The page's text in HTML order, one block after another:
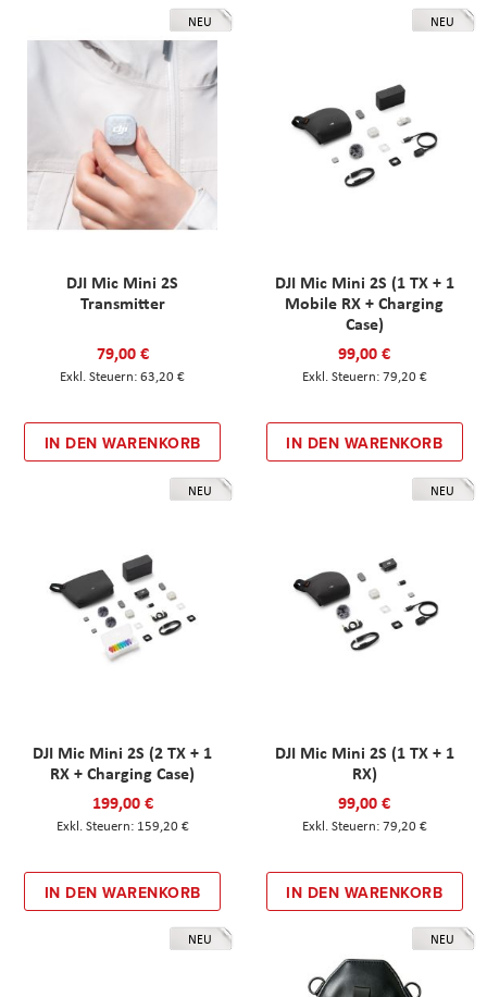
NEU
DJI Mic Mini 2S
Transmitter
79,00 €
63,20 €
IN DEN WARENKORB
NEU
DJI Mic Mini 2S (1 TX + 1
Mobile RX + Charging
Case)
99,00 €
79,20 €
IN DEN WARENKORB
NEU
DJI Mic Mini 2S (2 TX + 1
RX + Charging Case)
199,00 €
159,20 €
IN DEN WARENKORB
NEU
DJI Mic Mini 2S (1 TX + 1
RX)
99,00 €
79,20 €
IN DEN WARENKORB
NEU NEU